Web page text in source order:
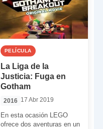
PELÍCULA
La Liga de la
Justicia: Fuga en
Gotham
2016 17 Abr 2019
En esta ocasión LEGO
ofrece dos aventuras en un